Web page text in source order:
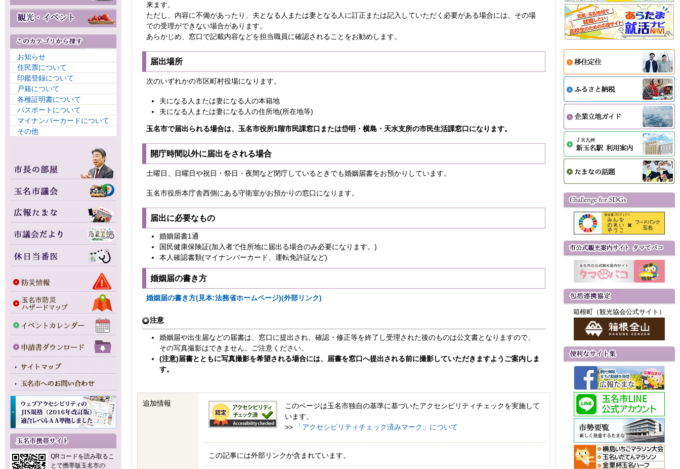
お知らせ
住民票について
印鑑登録について
戸籍について
各種証明書について
パスポートについて
マイナンバーカードについて
その他
QRコードを読み取るこ
とで携帯版玉名市の
来ます。
ただし、内容に不備があったり、夫となる人または妻となる人に訂正または記入していただく必要がある場合には、その場
での受理ができない場合があります。
あらかじめ、窓口で記載内容などを担当職員に確認されることをお勧めします。
届出場所
次のいずれかの市区町村役場になります。
夫になる人または妻になる人の本籍地
夫になる人または妻になる人の住所地(所在地等)
玉名市で届出られる場合は、玉名市役所1階市民課窓口または岱明・横島・天水支所の市民生活課窓口になります。
開庁時間以外に届出をされる場合
土曜日、日曜日や祝日・祭日・夜間など閉庁しているときでも婚姻届書をお預かりしています。
玉名市役所本庁舎西側にある守衛室がお預かりの窓口になります。
届出に必要なもの
婚姻届書1通
国民健康保険証(加入者で住所地に届出る場合のみ必要になります。)
本人確認書類(マイナンバーカード、運転免許証など)
婚姻届の書き方
婚姻届の書き方(見本:法務省ホームページ)(外部リンク)
注意
婚姻届や出生届などの届書は、窓口に提出され、確認・修正等を終了し受理された後のものは公文書となりますので、
その写真撮影はできません。ご注意ください。
(注意)届書とともに写真撮影を希望される場合には、届書を窓口へ提出される前に撮影していただきますようご案内しま
す。
追加情報
このページは玉名市独自の基準に基づいたアクセシビリティチェックを実施して
います。
>>
「アクセシビリティチェック済みマーク」について
この記事には外部リンクが含まれています。
箱根町（観光協会公式サイト）